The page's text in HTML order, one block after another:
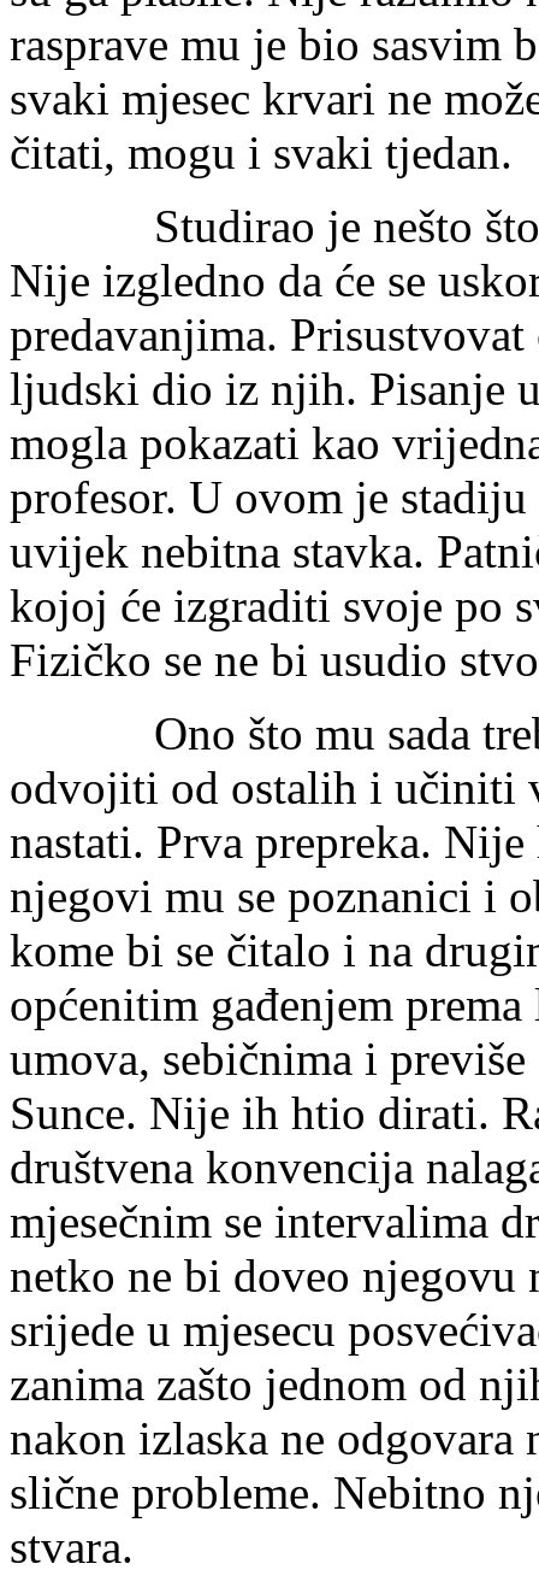
rasprave mu je bio sasvim
svaki mjesec krvari ne
čitati, mogu i svaki tjedan.
Studirao je nešto što je
Nije izgledno da će se
predavanjima.
ljudski dio iz njih. Pisanje
mogla pokazati kao
profesor. U ovom je
uvijek nebitna stavka.
kojoj će izgraditi svoje po
Fizičko se ne bi usudio
Ono što mu sada
odvojiti od ostalih i učiniti
nastati. Prva prepreka.
njegovi mu se poznanici i
kome bi se čitalo i na
općenitim gađenjem
umova, sebičnima i
Sunce. Nije ih htio dirati.
društvena konvencija
mjesečnim se intervalima
netko ne bi doveo njegovu
srijede u mjesecu
zanima zašto jednom od
nakon izlaska ne
slične probleme. Nebitno
stvara.